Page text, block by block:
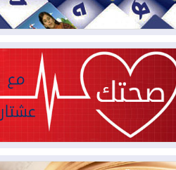
2026-08-03كوبا تغرق في الظلام مجددا
2026-08-03
أوامر بإجلاء 60 ألف شخص
بسبب الحرائق في ولاية واشنطن
2026-08-02
مشروع "حسابي" يُمهل
الموظفين حتى نهاية أغسطس لاستلام
بطاقاتهم المصرفية